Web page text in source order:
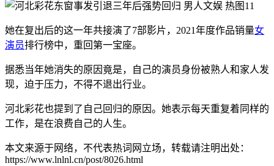
她在复出后的这一年共接演了7部影片，2021年度作品销量女
演员排行榜中，重回第一宝座。
据悉当年她消失的原因竟是，自己的演员身份被熟人和家人发
现，迫于压力，不得不退出行业。
河北彩花也提到了自己回归的原因。她表示每天重复着同样的
工作，是在浪费自己的人生。
本文来源于网络，不代表热词网立场，转载请注明出处：
https://www.lnlnl.cn/post/8026.html